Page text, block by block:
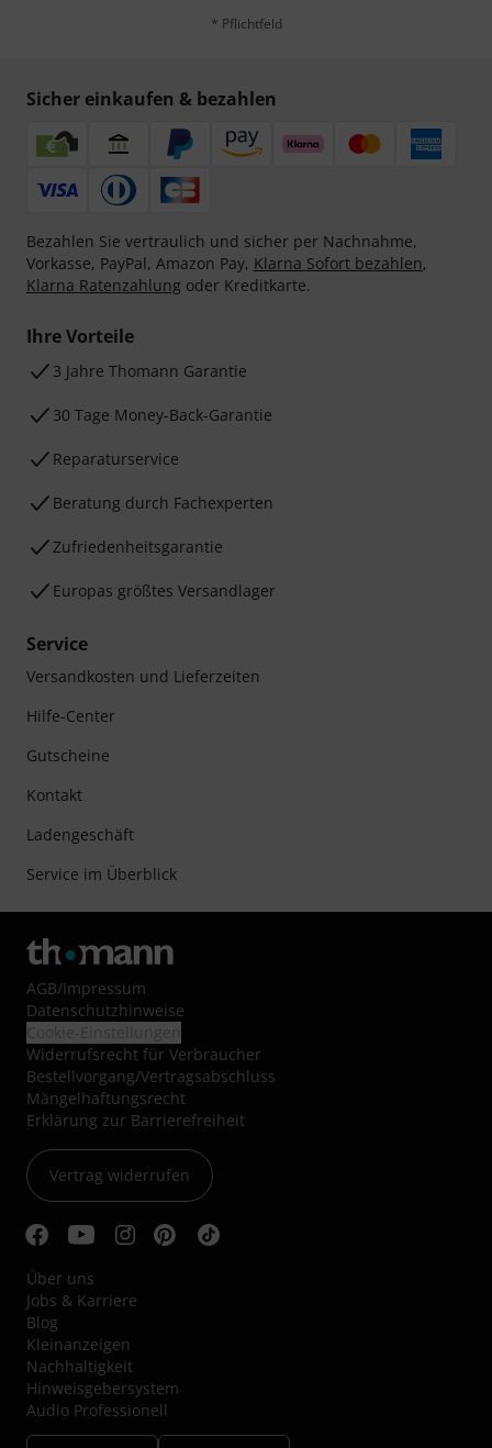
* Pflichtfeld
Sicher einkaufen & bezahlen
Bezahlen Sie vertraulich und sicher per Nachnahme,
Vorkasse, PayPal, Amazon Pay, Klarna Sofort bezahlen,
Klarna Ratenzahlung oder Kreditkarte.
Ihre Vorteile
3 Jahre Thomann Garantie
30 Tage Money-Back-Garantie
Reparaturservice
Beratung durch Fachexperten
Zufriedenheitsgarantie
Europas größtes Versandlager
Service
Versandkosten und Lieferzeiten
Hilfe-Center
Gutscheine
Kontakt
Ladengeschäft
Service im Überblick
AGB/Impressum
Datenschutzhinweise
Widerrufsrecht für Verbraucher
Bestellvorgang/Vertragsabschluss
Mängelhaftungsrecht
Erklärung zur Barrierefreiheit
Vertrag widerrufen
Über uns
Jobs & Karriere
Blog
Kleinanzeigen
Nachhaltigkeit
Hinweisgebersystem
Audio Professionell